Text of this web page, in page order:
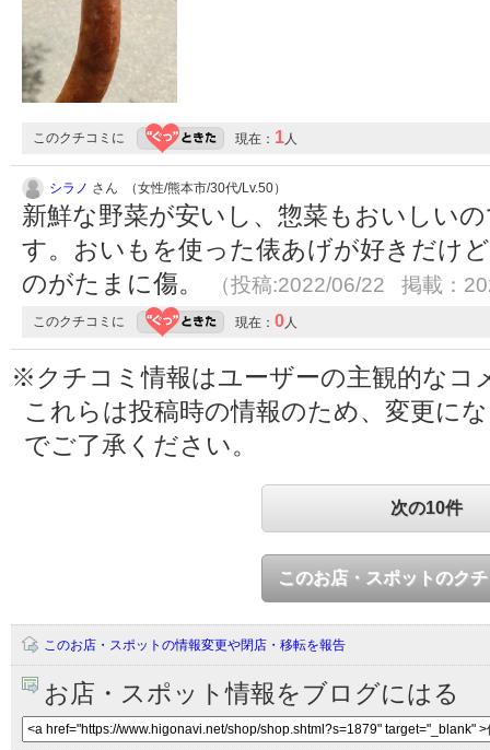
このクチコミに 現在： 1人
シラノ さん （女性/熊本市/30代/Lv.50）
新鮮な野菜が安いし、惣菜もおいしい
す。おいもを使った俵あげが好きだけ
のがたまに傷。
（投稿:2022/06/22 掲載：
このクチコミに 現在： 0人
※クチコミ情報はユーザーの主観的なコ
これらは投稿時の情報のため、変更に
でご了承ください。
次の10件
このお店・スポットのク
このお店・スポットの情報変更や閉店・移転を報告
お店・スポット情報をブログにはる